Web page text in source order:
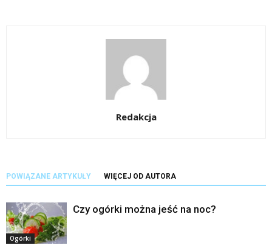
Redakcja
POWIĄZANE ARTYKUŁY WIĘCEJ OD AUTORA
Ogórki
Czy ogórki można jeść na noc?